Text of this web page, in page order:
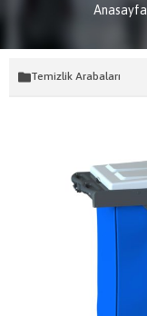
Anasayfa
Temizlik Arabaları